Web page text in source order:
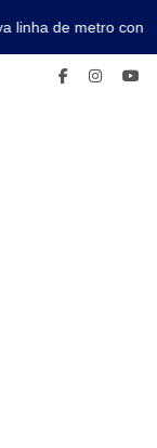
linha de metro